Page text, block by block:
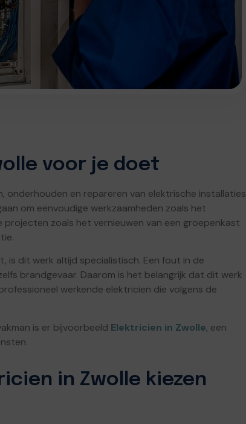
voor je doet
onderhouden en repareren van elektrische installaties
om eenvoudige werkzaamheden zoals het
zoals het vernieuwen van een groepenkast
is dit werk altijd specialistisch. Een fout in de
brandgevaar. Daarom is het belangrijk dat dit werk
werkende elektricien die volgens de
is er bijvoorbeeld Elektricien in Zwolle, een
in Zwolle kiezen